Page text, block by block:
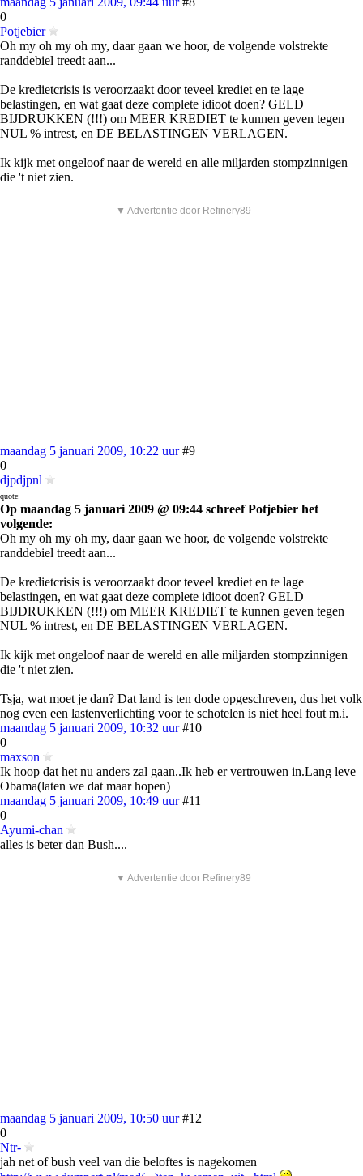
0
Potjebier
Oh my oh my oh my, daar gaan we hoor, de volgende volstrekte
randdebiel treedt aan...
De kredietcrisis is veroorzaakt door teveel krediet en te lage
belastingen, en wat gaat deze complete idioot doen? GELD
BIJDRUKKEN (!!!) om MEER KREDIET te kunnen geven tegen
NUL % intrest, en DE BELASTINGEN VERLAGEN.
Ik kijk met ongeloof naar de wereld en alle miljarden stompzinnigen
die 't niet zien.
▼ Advertentie door Refinery89
maandag 5 januari 2009, 10:22 uur #9
0
djpdjpnl
quote:
Op maandag 5 januari 2009 @ 09:44 schreef Potjebier het
volgende:
Oh my oh my oh my, daar gaan we hoor, de volgende volstrekte
randdebiel treedt aan...
De kredietcrisis is veroorzaakt door teveel krediet en te lage
belastingen, en wat gaat deze complete idioot doen? GELD
BIJDRUKKEN (!!!) om MEER KREDIET te kunnen geven tegen
NUL % intrest, en DE BELASTINGEN VERLAGEN.
Ik kijk met ongeloof naar de wereld en alle miljarden stompzinnigen
die 't niet zien.
Tsja, wat moet je dan? Dat land is ten dode opgeschreven, dus het volk
nog even een lastenverlichting voor te schotelen is niet heel fout m.i.
maandag 5 januari 2009, 10:32 uur #10
0
maxson
Ik hoop dat het nu anders zal gaan..Ik heb er vertrouwen in.Lang leve
Obama(laten we dat maar hopen)
maandag 5 januari 2009, 10:49 uur #11
0
Ayumi-chan
alles is beter dan Bush....
▼ Advertentie door Refinery89
maandag 5 januari 2009, 10:50 uur #12
0
Ntr-
jah net of bush veel van die beloftes is nagekomen